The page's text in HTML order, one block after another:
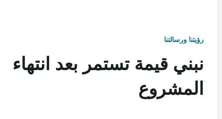
رؤيتنا ورسالتنا
نبني قيمة تستمر بعد انتهاء
المشروع